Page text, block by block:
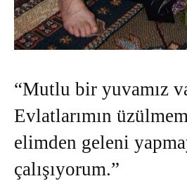
“Mutlu bir yuvamız
Evlatlarımın
elimden geleni
çalışıyorum.”